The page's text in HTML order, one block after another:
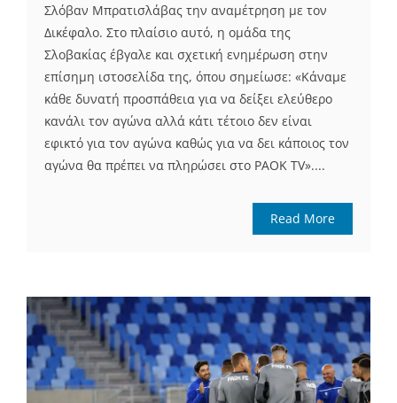
Σλόβαν Μπρατισλάβας την αναμέτρηση με τον
Δικέφαλο. Στο πλαίσιο αυτό, η ομάδα της
Σλοβακίας έβγαλε και σχετική ενημέρωση στην
επίσημη ιστοσελίδα της, όπου σημείωσε: «Κάναμε
κάθε δυνατή προσπάθεια για να δείξει ελεύθερο
κανάλι τον αγώνα αλλά κάτι τέτοιο δεν είναι
εφικτό για τον αγώνα καθώς για να δει κάποιος τον
αγώνα θα πρέπει να πληρώσει στο PAOK TV»....
Read More